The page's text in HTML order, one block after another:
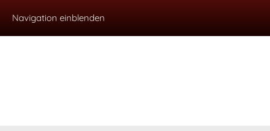
Navigation einblenden